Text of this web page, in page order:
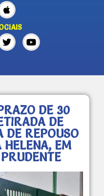
DE 30
DE
DE REPOUSO
HELENA, EM